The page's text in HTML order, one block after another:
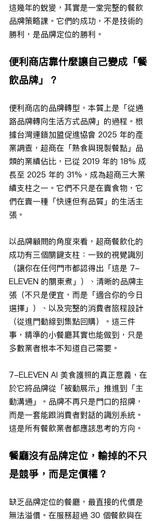
這幾年的蛻變，其實是一堂完整的餐飲
品牌策略課。它們的成功，不是技術的
勝利，是品牌定位的勝利。
便利商店靠什麼讓自己變成「餐
飲品牌」？
便利商店的品牌轉型，本質上是「從通
路品牌轉向生活方式品牌」的過程。根
據台灣連鎖加盟促進協會 2025 年的產
業調查，超商在「熟食與現製餐點」品
類的業績佔比，已從 2019 年的 18% 成
長至 2025 年的 31%，成為超商三大業
績支柱之一。它們不只是在賣食物，它
們在賣一種「快速但有品質」的生活主
張。
以品牌顧問的角度來看，超商餐飲化的
成功有三個關鍵支柱：一致的視覺識別
（讓你在任何門市都認得出「這是 7-
ELEVEN 的關東煮」）、清晰的品牌主
張（不只是便宜，而是「適合你的今日
選擇」）、以及完整的消費者旅程設計
（從進門動線到集點回購）。這三件
事，精準的小餐廳其實也能做到，只是
多數業者根本不知道自己需要。
7-ELEVEN AI 美食護照的真正意義，在
於它將品牌從「被動展示」推進到「主
動溝通」。品牌不再只是門口的招牌，
而是一套能跟消費者對話的識別系統。
這是所有餐飲業者都應該思考的方向。
餐廳沒有品牌定位，輸掉的不只
是競爭，而是定價權？
缺乏品牌定位的餐廳，最直接的代價是
無法溢價。在服務超過 30 個餐飲與在